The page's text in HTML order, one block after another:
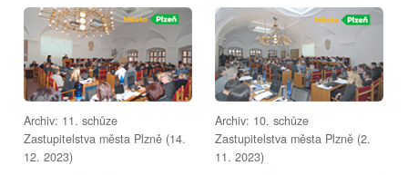
Archiv: 11. schůze
Zastupitelstva města Plzně (14.
12. 2023)
Archiv: 10. schůze
Zastupitelstva města Plzně (2.
11. 2023)